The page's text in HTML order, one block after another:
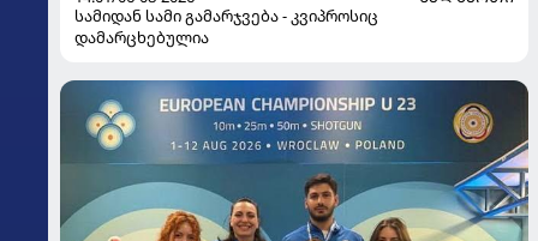
სამიდან სამი გამარჯვება - კვიპროსიც
დამარცხებულია